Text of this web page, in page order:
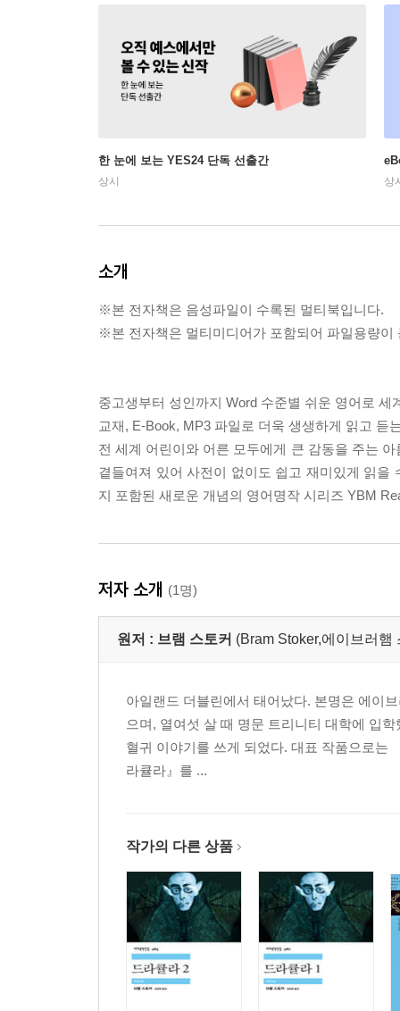
한 눈에 보는 YES24 단독 선출간
상시 상
소개
※본 전자책은 음성파일이 수록된 멀티북입니다.
※본 전자책은 멀티미디어가 포함되어 파일용량
중고생부터 성인까지 Word 수준별 쉬운 영어로 세
교재, E-Book, MP3 파일로 더욱 생생하게 읽고 듣
전 세계 어린이와 어른 모두에게 큰 감동을 주는
곁들여져 있어 사전이 없이도 쉽고 재미있게 읽
지 포함된 새로운 개념의 영어명작 시리즈 YBM
저자 소개 (1명)
원저 : 브램 스토커 (Bram Stoker,에이브러햄
아일랜드 더블린에서 태어났다. 본명은 에이
으며, 열여섯 살 때 명문 트리니티 대학에 입
혈귀 이야기를 쓰게 되었다. 대표 작품으로는
라큘라』를 ...
작가의 다른 상품